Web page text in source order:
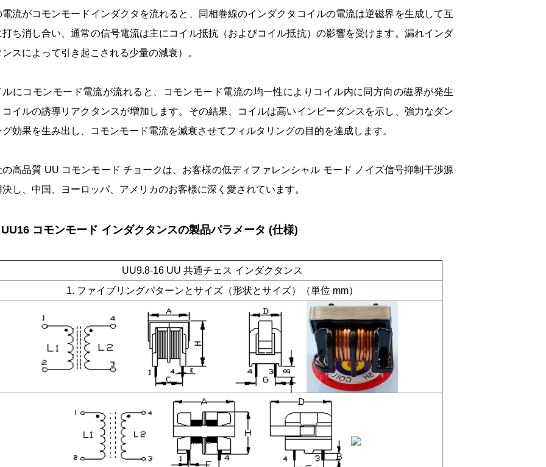
電流がコモンモードインダクタを流れると、同相巻線のインダクタコイルの電流は逆磁界を生成して互
打ち消し合い、通常の信号電流は主にコイル抵抗（およびコイル抵抗）の影響を受けます。漏れインダ
ンスによって引き起こされる少量の減衰）。
ルにコモンモード電流が流れると、コモンモード電流の均一性によりコイル内に同方向の磁界が発生
コイルの誘導リアクタンスが増加します。その結果、コイルは高いインピーダンスを示し、強力なダン
グ効果を生み出し、コモンモード電流を減衰させてフィルタリングの目的を達成します。
の高品質 UU コモンモード チョークは、お客様の低ディファレンシャル モード ノイズ信号抑制干渉源
決し、中国、ヨーロッパ、アメリカのお客様に深く愛されています。
コモンモード インダクタンスの製品パラメータ (仕様)
UU9.8-16 UU 共通チェス インダクタンス
1. ファイブリングパターンとサイズ（形状とサイズ）（単位 mm）